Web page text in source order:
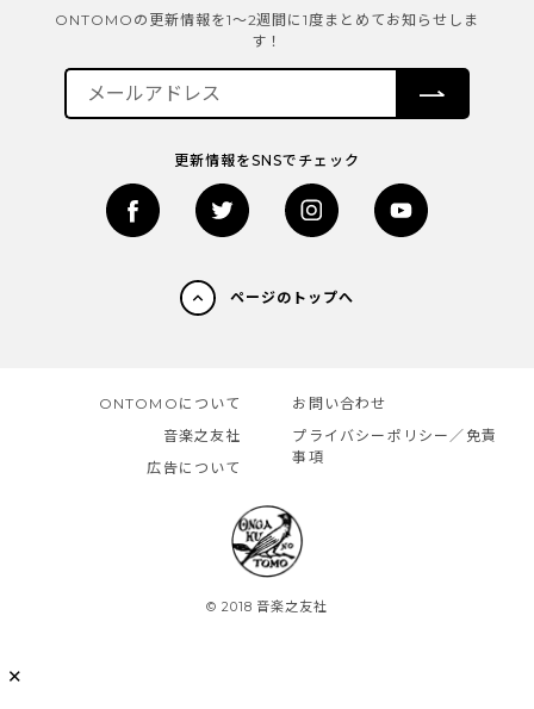
ONTOMOの更新情報を1～2週間に1度まとめてお知らせしま
す！
更新情報をSNSでチェック
ページのトップへ
✕
ONTOMOについて
音楽之友社
広告について
お問い合わせ
プライバシーポリシー／免責
事項
© 2018 音楽之友社